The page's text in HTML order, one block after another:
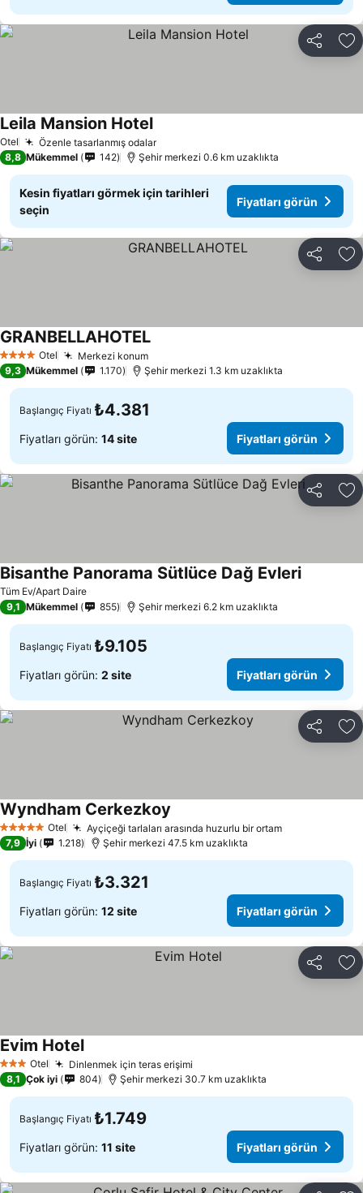
Paylaş
Otel Özenle tasarlanmış odalarFiyatları görün
Leila Mansion HotelFiyatları görün
8,8 Mükemmel 142 Şehir merkezi 0.6 km uzaklıkta
Kesin fiyatları görmek için tarihleri
seçin
Fiyatları görün
Paylaş
4 Yıldız Otel Merkezi konumFiyatları görün
GRANBELLAHOTELFiyatları görün
9,3 Mükemmel 1.170 Şehir merkezi 1.3 km uzaklıkta
Başlangıç Fiyatı ₺4.381
Fiyatları görün: 14 site Fiyatları görün
Paylaş
Tüm Ev/Apart Daire
Bisanthe Panorama Sütlüce Dağ EvleriFiyatları
9,1 Mükemmel 855 Şehir merkezi 6.2 km uzaklıkta
Başlangıç Fiyatı ₺9.105
Fiyatları görün: 2 site Fiyatları görün
Paylaş
5 Yıldız Otel Ayçiçeği tarlaları arasında huzurlu bir ortamFiyatları
Wyndham Cerkezkoy
7,9 İyi 1.218 Şehir merkezi 47.5 km uzaklıkta
Başlangıç Fiyatı ₺3.321
Fiyatları görün: 12 site Fiyatları görün
Paylaş
3 YıldızOtel Dinlenmek için teras erişimi
Evim HotelFiyatları görün
8,1 Çok iyi 804 Şehir merkezi 30.7 km uzaklıkta
Başlangıç Fiyatı ₺1.749
Fiyatları görün: 11 site Fiyatları görün